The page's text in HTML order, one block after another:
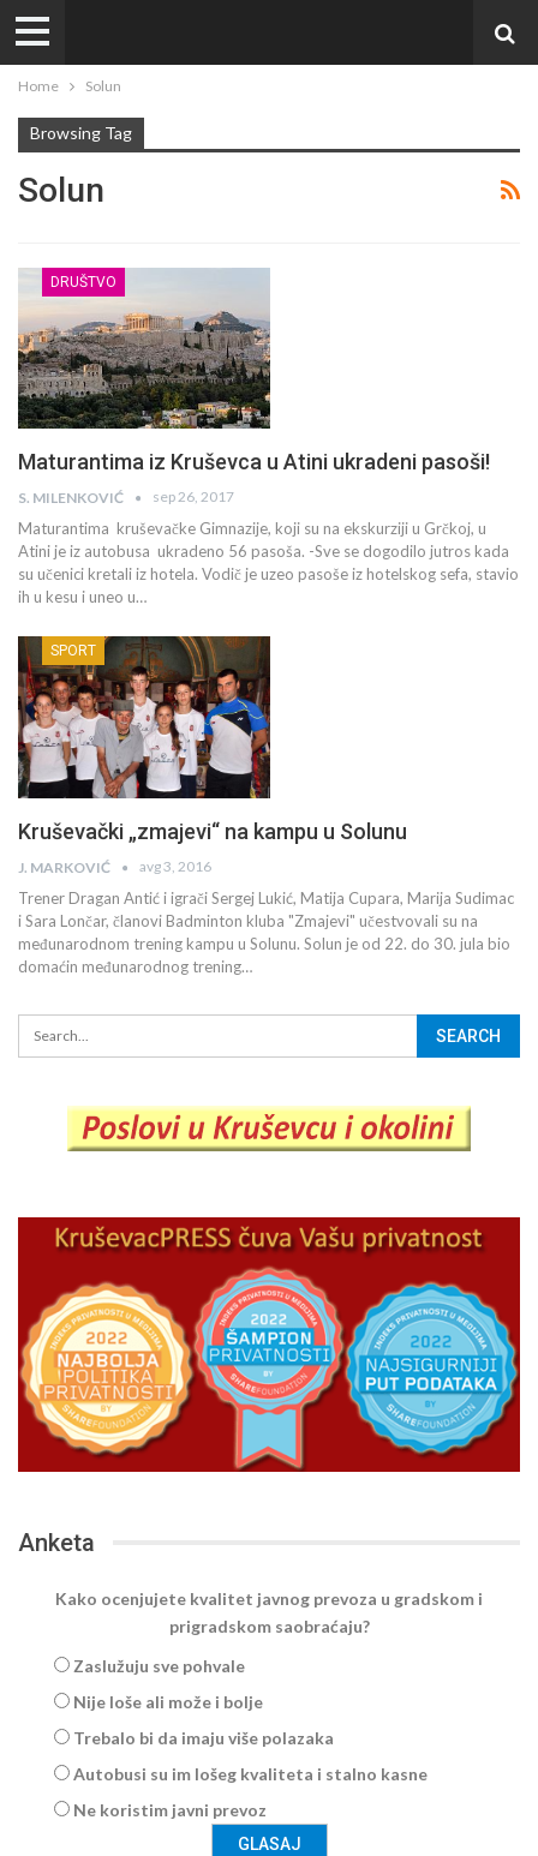
Home Solun
Browsing Tag
Solun
DRUŠTVO
Maturantima iz Kruševca u Atini ukradeni pasoši!
S. MILENKOVIĆ sep 26, 2017
Maturantima kruševačke Gimnazije, koji su na ekskurziji u Grčkoj, u
Atini je iz autobusa ukradeno 56 pasoša. -Sve se dogodilo jutros kada
su učenici kretali iz hotela. Vodič je uzeo pasoše iz hotelskog sefa, stavio
ih u kesu i uneo u…
SPORT
Kruševački „zmajevi“ na kampu u Solunu
J. MARKOVIĆ avg 3, 2016
Trener Dragan Antić i igrači Sergej Lukić, Matija Cupara, Marija Sudimac
i Sara Lončar, članovi Badminton kluba "Zmajevi" učestvovali su na
međunarodnom trening kampu u Solunu. Solun je od 22. do 30. jula bio
domaćin međunarodnog trening…
Anketa
Kako ocenjujete kvalitet javnog prevoza u gradskom i
prigradskom saobraćaju?
Zaslužuju sve pohvale
Nije loše ali može i bolje
Trebalo bi da imaju više polazaka
Autobusi su im lošeg kvaliteta i stalno kasne
Ne koristim javni prevoz